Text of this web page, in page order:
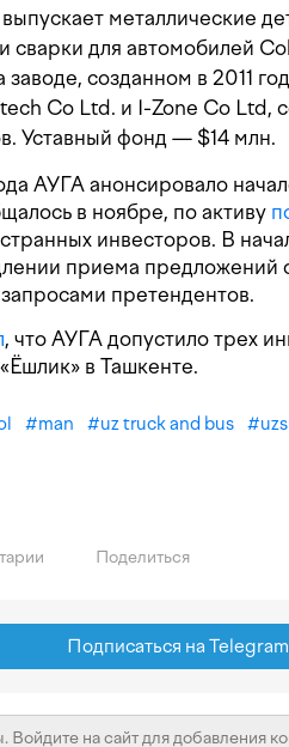
выпускает металлические
сварки для автомобилей
заводе, созданном в 2011
Co Ltd. и I-Zone Co Ltd,
Уставный фонд — $14 млн.
АУГА анонсировало
в ноябре, по активу
инвесторов. В
приема предложений
запросами претендентов.
, что АУГА допустило трех
в Ташкенте.
#man #uz truck and bus #
Поделиться
Подписаться на